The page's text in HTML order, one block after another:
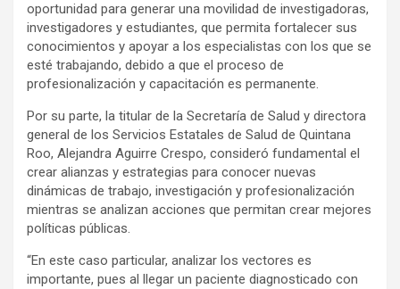
oportunidad para generar una movilidad de investigadoras,
investigadores y estudiantes, que permita fortalecer sus
conocimientos y apoyar a los especialistas con los que se
esté trabajando, debido a que el proceso de
profesionalización y capacitación es permanente.
Por su parte, la titular de la Secretaría de Salud y directora
general de los Servicios Estatales de Salud de Quintana
Roo, Alejandra Aguirre Crespo, consideró fundamental el
crear alianzas y estrategias para conocer nuevas
dinámicas de trabajo, investigación y profesionalización
mientras se analizan acciones que permitan crear mejores
políticas públicas.
“En este caso particular, analizar los vectores es
importante, pues al llegar un paciente diagnosticado con